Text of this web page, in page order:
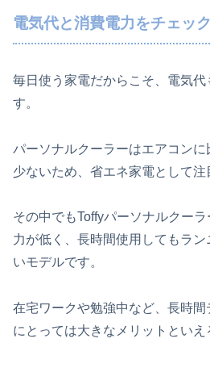
電気代と消費電力をチェック
毎日使う家電だからこそ、電気
す。
パーソナルクーラーはエアコン
少ないため、省エネ家電として注
その中でもToffyパーソナルクー
力が低く、長時間使用してもラ
いモデルです。
在宅ワークや勉強中など、長時間
にとっては大きなメリットといえ